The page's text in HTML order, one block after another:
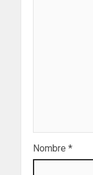
Nombre *